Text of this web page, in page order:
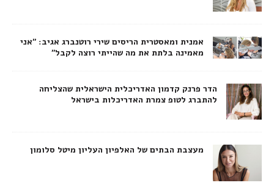
אמנית ומאסטרית הריסים שירי רוטנברג אגיב: ״אני
מאמינה בלתת את מה שהייתי רוצה לקבל״
הדר פרנק קדמון האדריכלית הישראלית שהצליחה
להתברג לטופ צמרת האדריכלות בישראל
מעצבת הבתים של האלפיון העליון מיטל סלומון